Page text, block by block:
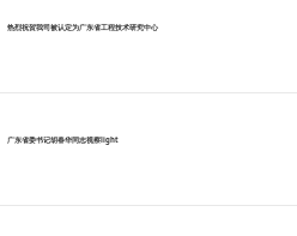
热烈祝贺我司被认定为广东省工程技术研究中心
广东省委书记胡春华同志视察light